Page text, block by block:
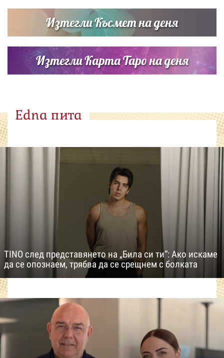
Изтегли Късмет на деня
Изтегли Карта Таро на деня
Edna пита
TINO след представянето на „Била си ти“: Ако искаме
да се опознаем, трябва да се срещнем с болката